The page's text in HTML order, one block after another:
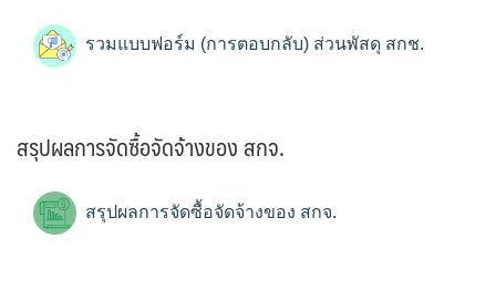
รวมแบบฟอร์ม (การตอบกลับ) ส่วนพัสดุ สกช.
สรุปผลการจัดซื้อจัดจ้างของ สกจ.
สรุปผลการจัดซื้อจัดจ้างของ สกจ.